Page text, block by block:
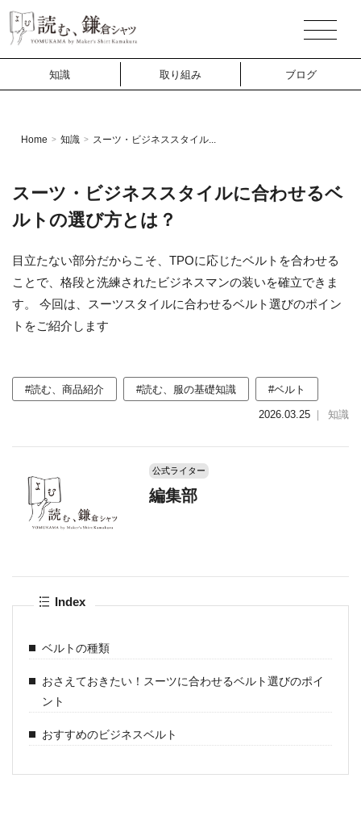
知識 取り組み ブログ
Home > 知識 > スーツ・ビジネススタイル...
スーツ・ビジネススタイルに合わせるベ
ルトの選び方とは？
目立たない部分だからこそ、TPOに応じたベルトを合わせる
ことで、格段と洗練されたビジネスマンの装いを確立できま
す。 今回は、スーツスタイルに合わせるベルト選びのポイン
トをご紹介します
#読む、商品紹介 #読む、服の基礎知識 #ベルト
2026.03.25 ｜ 知識
公式ライター
編集部
Index
ベルトの種類
おさえておきたい！スーツに合わせるベルト選びのポイ
ント
おすすめのビジネスベルト